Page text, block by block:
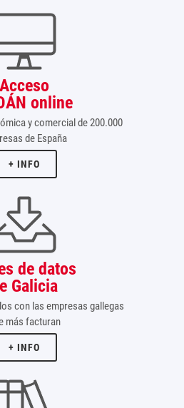
Acceso
online
y comercial de 200.000
de España
+ INFO
de datos
Galicia
con las empresas gallegas
más facturan
+ INFO